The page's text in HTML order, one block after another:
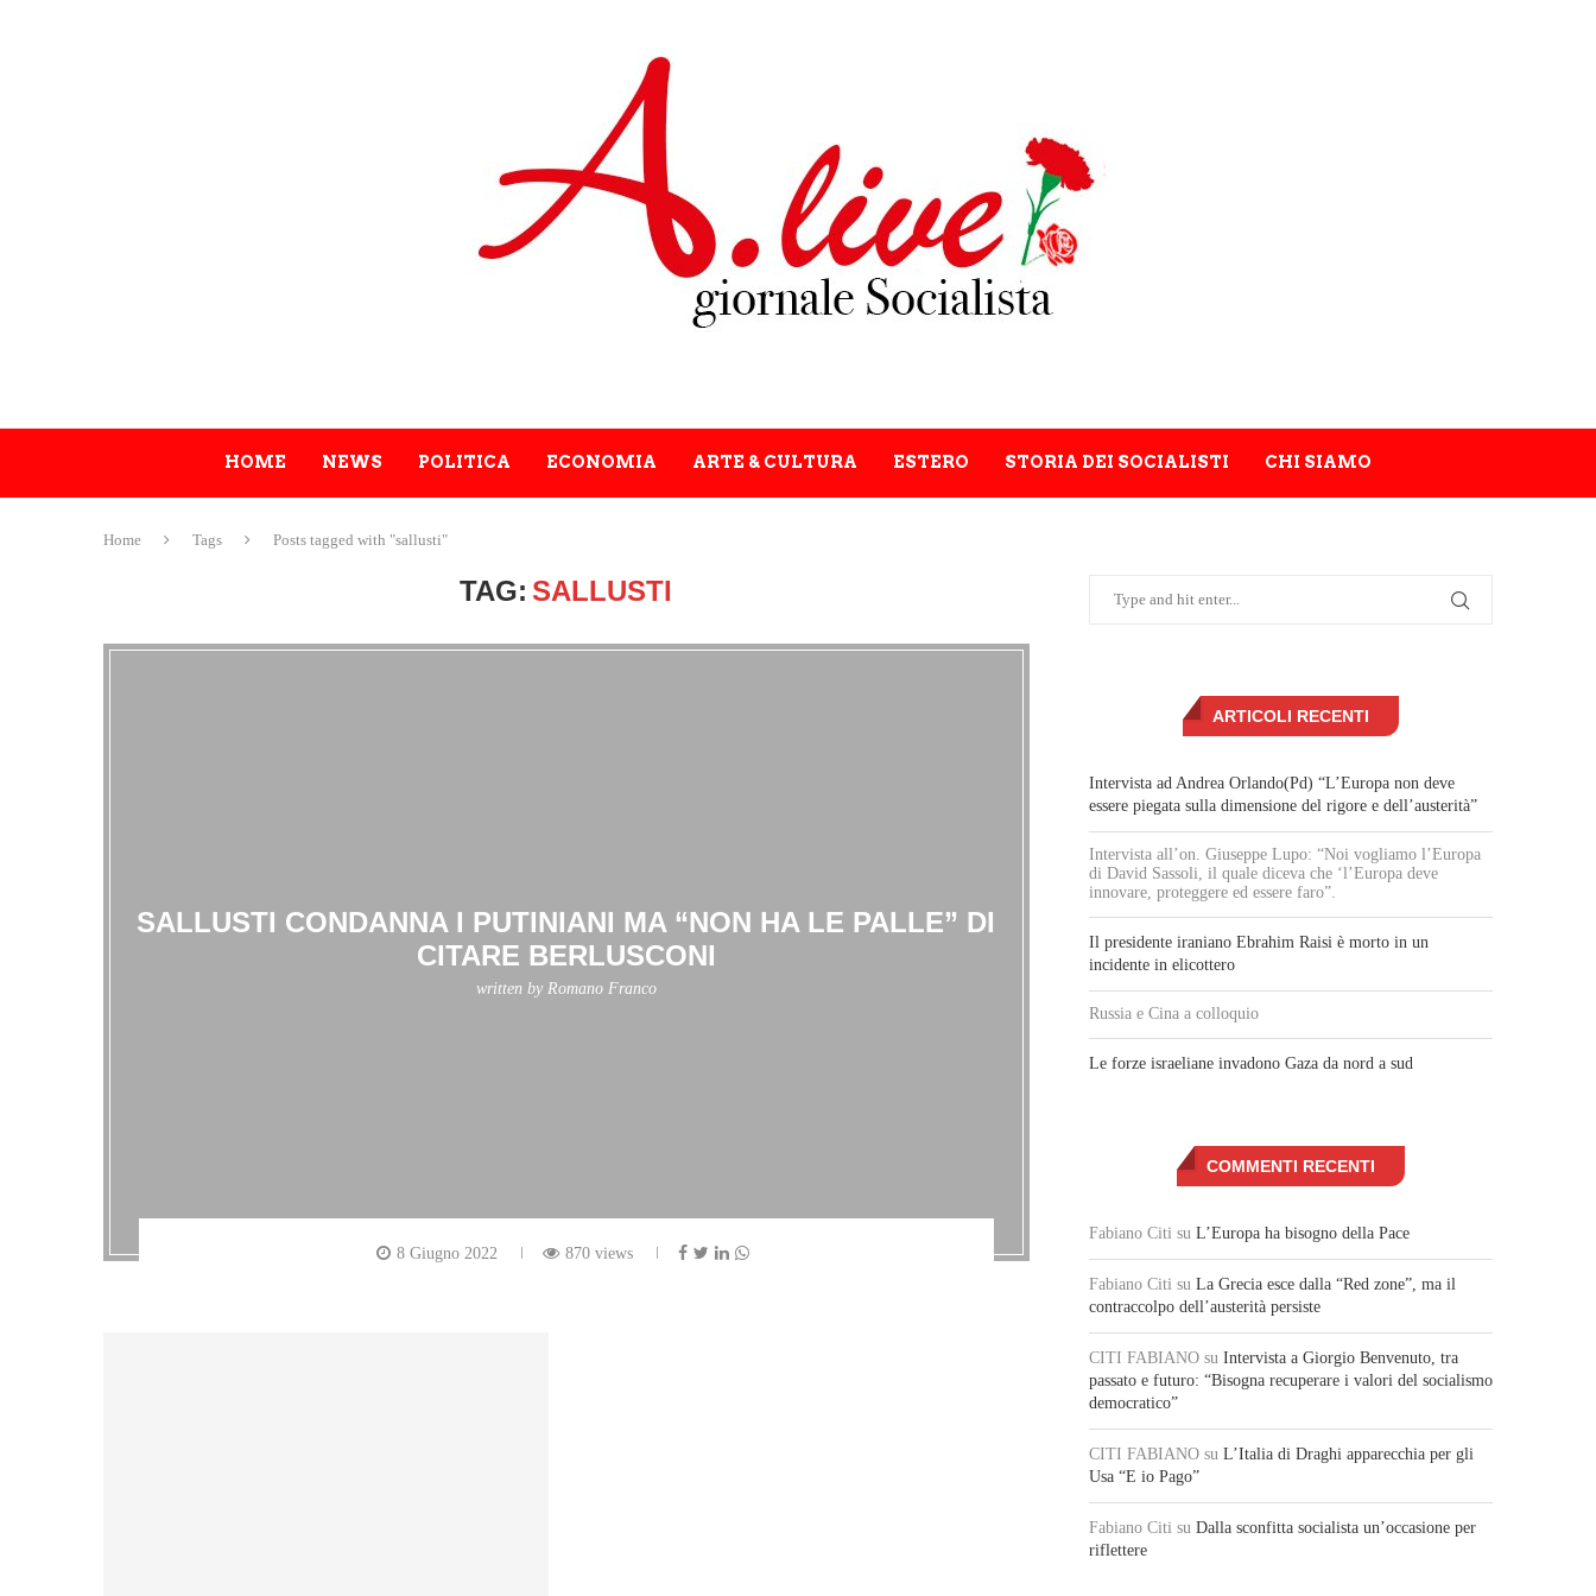
HOME NEWS POLITICA ECONOMIA ARTE & CULTURA ESTERO STORIA DEI SOCIALISTI CHI SIAMO
Home Tags Posts tagged with "sallusti"
TAG: SALLUSTI
SALLUSTI CONDANNA I PUTINIANI MA “NON HA LE PALLE” DI
CITARE BERLUSCONI
written by Romano Franco
8 Giugno 2022 870 views
ARTICOLI RECENTI
Intervista ad Andrea Orlando(Pd) “L’Europa non deve
essere piegata sulla dimensione del rigore e dell’austerità”
Intervista all’on. Giuseppe Lupo: “Noi vogliamo l’Europa
di David Sassoli, il quale diceva che ‘l’Europa deve
innovare, proteggere ed essere faro”.
Il presidente iraniano Ebrahim Raisi è morto in un
incidente in elicottero
Russia e Cina a colloquio
Le forze israeliane invadono Gaza da nord a sud
COMMENTI RECENTI
Fabiano Citi su L’Europa ha bisogno della Pace
Fabiano Citi su La Grecia esce dalla “Red zone”, ma il
contraccolpo dell’austerità persiste
CITI FABIANO su Intervista a Giorgio Benvenuto, tra
passato e futuro: “Bisogna recuperare i valori del socialismo
democratico”
CITI FABIANO su L’Italia di Draghi apparecchia per gli
Usa “E io Pago”
Fabiano Citi su Dalla sconfitta socialista un’occasione per
riflettere